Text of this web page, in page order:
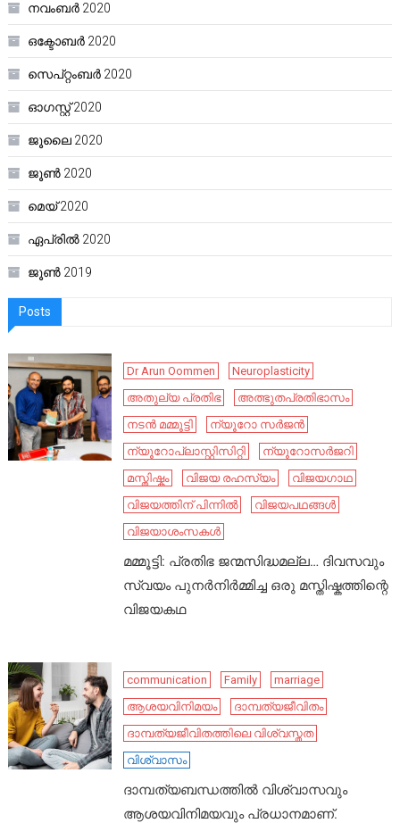
നവംബർ 2020
ഒക്ടോബർ 2020
സെപ്റ്റംബർ 2020
ഓഗസ്റ്റ്‌ 2020
ജൂലൈ 2020
ജൂൺ 2020
മെയ്‌ 2020
ഏപ്രിൽ 2020
ജൂൺ 2019
Posts
Dr Arun Oommen
Neuroplasticity
അതുല്യ പ്രതിഭ
അത്ഭുതപ്രതിഭാസം
നടൻ മമ്മൂട്ടി
ന്യൂറോ സർജൻ
ന്യൂറോപ്ലാസ്റ്റിസിറ്റി
ന്യൂറോസർജറി
മസ്തിഷ്കം
വിജയ രഹസ്യം
വിജയഗാഥ
വിജയത്തിന് പിന്നിൽ
വിജയപഥങ്ങൾ
വിജയാശംസകൾ
മമ്മൂട്ടി: പ്രതിഭ ജന്മസിദ്ധമല്ല… ദിവസവും
സ്വയം പുനർനിർമ്മിച്ച ഒരു മസ്തിഷ്കത്തിന്റെ
വിജയകഥ
communication Family
marriage
ആശയവിനിമയം
ദാമ്പത്യജീവിതം
ദാമ്പത്യജീവിതത്തിലെ വിശ്വസ്തത
വിശ്വാസം
ദാമ്പത്യബന്ധത്തിൽ വിശ്വാസവും
ആശയവിനിമയവും പ്രധാനമാണ്.